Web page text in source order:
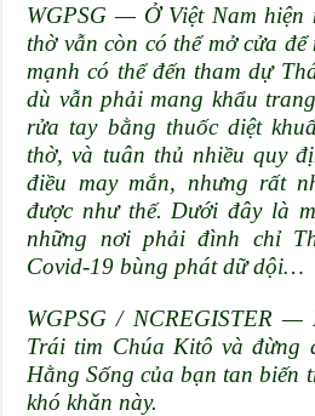
WGPSG — Ở Việt Nam hiện
thờ vẫn còn có thể mở cửa
mạnh có thể đến tham dự
dù vẫn phải mang khẩu
rửa tay bằng thuốc diệt
thờ, và tuân thủ nhiều quy
điều may mắn, nhưng rất
được như thế. Dưới đây là
những nơi phải đình chỉ
Covid-19 bùng phát dữ dội…
WGPSG / NCREGISTER
Trái tim Chúa Kitô và đừng
Hằng Sống của bạn tan biến
khó khăn này.